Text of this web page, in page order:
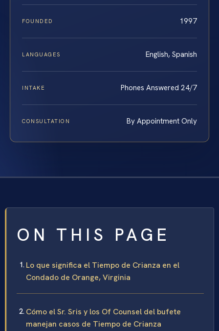
FOUNDED 1997
LANGUAGES English, Spanish
INTAKE Phones Answered 24/7
CONSULTATION By Appointment Only
ON THIS PAGE
Lo que significa el Tiempo de Crianza en el
Condado de Orange, Virginia
Cómo el Sr. Sris y los Of Counsel del bufete
manejan casos de Tiempo de Crianza